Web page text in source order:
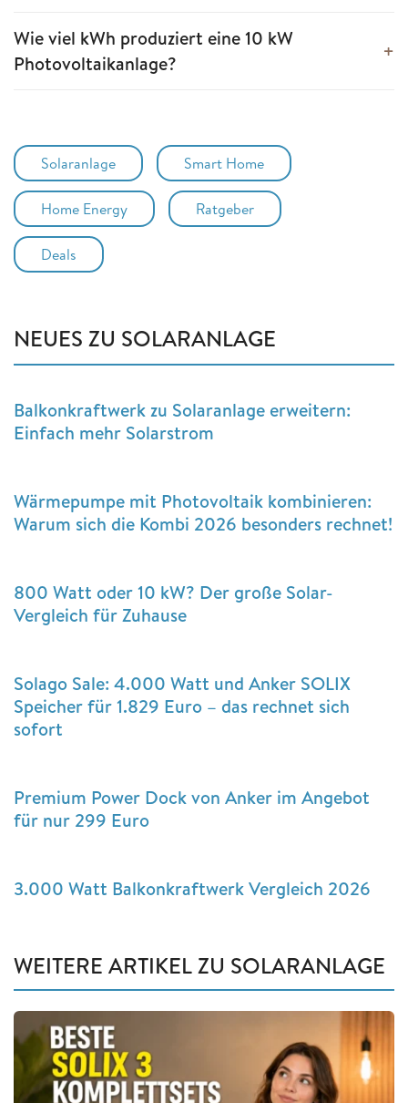
Wie viel kWh produziert eine 10 kW
Photovoltaikanlage?
Solaranlage Smart Home
Home Energy Ratgeber
Deals
NEUES ZU SOLARANLAGE
Balkonkraftwerk zu Solaranlage erweitern:
Einfach mehr Solarstrom
Wärmepumpe mit Photovoltaik kombinieren:
Warum sich die Kombi 2026 besonders rechnet!
800 Watt oder 10 kW? Der große Solar-
Vergleich für Zuhause
Solago Sale: 4.000 Watt und Anker SOLIX
Speicher für 1.829 Euro – das rechnet sich
sofort
Premium Power Dock von Anker im Angebot
für nur 299 Euro
3.000 Watt Balkonkraftwerk Vergleich 2026
WEITERE ARTIKEL ZU SOLARANLAGE